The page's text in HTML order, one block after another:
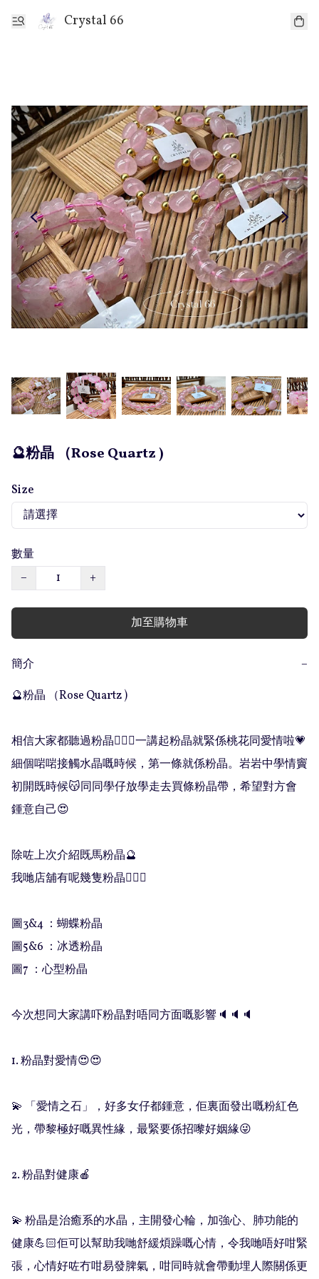
Crystal 66
🔮粉晶 （Rose Quartz )
Size
數量
−
+
加至購物車
簡介
−
🔮粉晶 （Rose Quartz )
相信大家都聽過粉晶💁🏻‍♀️一講起粉晶就緊係桃花同愛情啦💗
細個啱啱接觸水晶嘅時候，第一條就係粉晶。岩岩中學情竇
初開既時候😽同同學仔放學走去買條粉晶帶，希望對方會
鍾意自己😍
除咗上次介紹既馬粉晶🔮
我哋店舖有呢幾隻粉晶💁🏻‍♀️
圖3&4 ：蝴蝶粉晶
圖5&6 ：冰透粉晶
圖7 ：心型粉晶
今次想同大家講吓粉晶對唔同方面嘅影響🔈🔈🔈
1. 粉晶對愛情😍😍
💫 「愛情之石」，好多女仔都鍾意，佢裏面發出嘅粉紅色
光，帶黎極好嘅異性緣，最緊要係招嚟好姻緣😜
2. 粉晶對健康🍎
💫 粉晶是治癒系的水晶，主開發心輪，加強心、肺功能的
健康💪🏻佢可以幫助我哋舒緩煩躁嘅心情，令我哋唔好咁緊
張，心情好咗冇咁易發脾氣，咁同時就會帶動埋人際關係更